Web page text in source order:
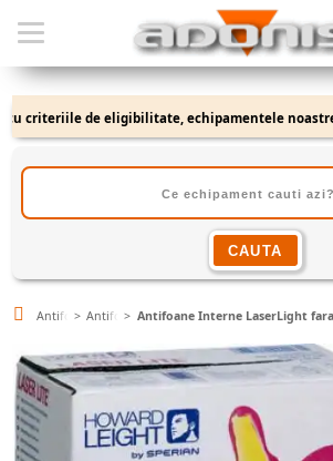
de eligibilitate, echipamentele noastre
AntifoaneAntifoane InterneAntifoane Interne LaserLight